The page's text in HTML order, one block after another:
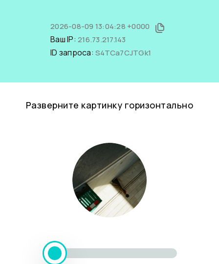
2026-08-09 13:04:28 +0000
Ваш IP: 216.73.217.143
ID запроса: S4TCa7CJTGk1
Разверните картинку горизонтально